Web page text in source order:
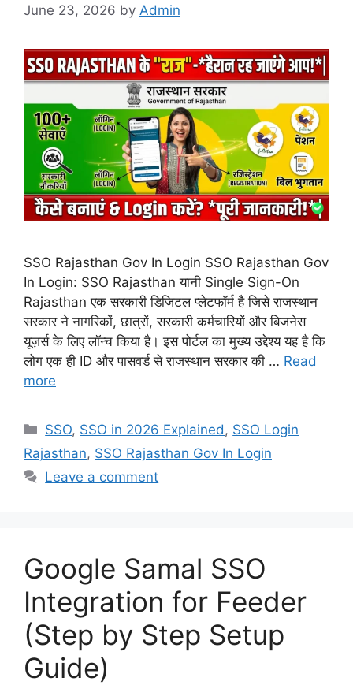
June 23, 2026 by Admin
SSO Rajasthan Gov In Login SSO Rajasthan Gov
In Login: SSO Rajasthan यानी Single Sign-On
Rajasthan एक सरकारी डिजिटल प्लेटफॉर्म है जिसे राजस्थान
सरकार ने नागरिकों, छात्रों, सरकारी कर्मचारियों और बिजनेस
यूज़र्स के लिए लॉन्च किया है। इस पोर्टल का मुख्य उद्देश्य यह है कि
लोग एक ही ID और पासवर्ड से राजस्थान सरकार की … Read
more
Categories
SSO, SSO in 2026 Explained , SSO Login
Rajasthan, SSO Rajasthan Gov In Login
Leave a comment
Google Samal SSO
Integration for Feeder
(Step by Step Setup
Guide)